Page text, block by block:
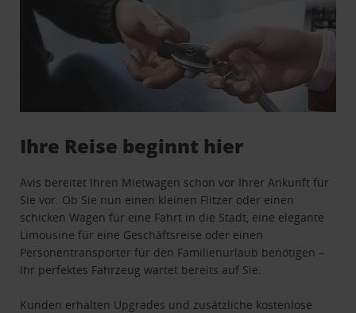
Ihre Reise beginnt hier
Avis bereitet Ihren Mietwagen schon vor Ihrer Ankunft für
Sie vor. Ob Sie nun einen kleinen Flitzer oder einen
schicken Wagen für eine Fahrt in die Stadt, eine elegante
Limousine für eine Geschäftsreise oder einen
Personentransporter für den Familienurlaub benötigen –
Ihr perfektes Fahrzeug wartet bereits auf Sie.
Kunden erhalten Upgrades und zusätzliche kostenlose